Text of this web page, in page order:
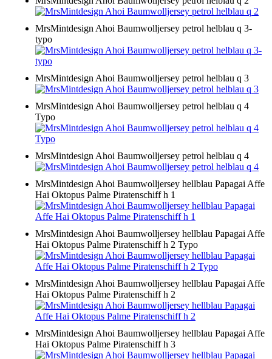
MrsMintdesign Ahoi Baumwolljersey petrol helblau q 3-
typo
MrsMintdesign Ahoi Baumwolljersey petrol helblau q 3
MrsMintdesign Ahoi Baumwolljersey petrol helblau q 4
Typo
MrsMintdesign Ahoi Baumwolljersey petrol helblau q 4
MrsMintdesign Ahoi Baumwolljersey hellblau Papagai Affe
Hai Oktopus Palme Piratenschiff h 1
MrsMintdesign Ahoi Baumwolljersey hellblau Papagai Affe
Hai Oktopus Palme Piratenschiff h 2 Typo
MrsMintdesign Ahoi Baumwolljersey hellblau Papagai Affe
Hai Oktopus Palme Piratenschiff h 2
MrsMintdesign Ahoi Baumwolljersey hellblau Papagai Affe
Hai Oktopus Palme Piratenschiff h 3